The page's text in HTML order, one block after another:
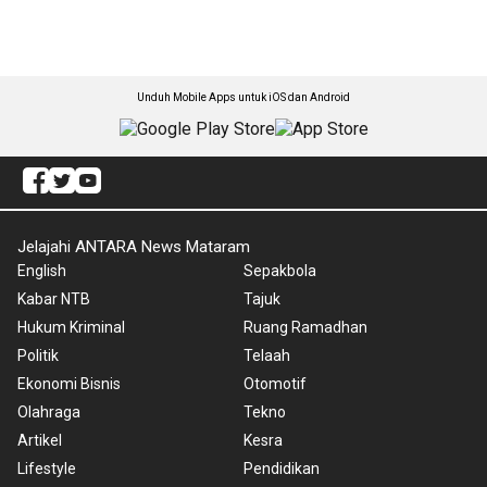
Unduh Mobile Apps untuk iOS dan Android
Jelajahi ANTARA News Mataram
English
Kabar NTB
Hukum Kriminal
Politik
Ekonomi Bisnis
Olahraga
Artikel
Lifestyle
Sepakbola
Tajuk
Ruang Ramadhan
Telaah
Otomotif
Tekno
Kesra
Pendidikan